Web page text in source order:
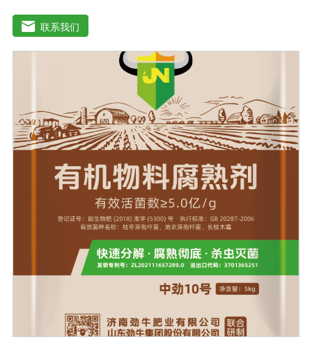
物激素、酸性物质以及维生素，能不同程度地刺激调节植
物生长；并且能产生铁载体、抗生素、系统防卫酶等多种
物质，可以抑制细菌或真菌性病害或诱导系统抗性间接达
到促进植物生长的作用。●传导性强，生根护根，平衡土壤
微生物环境，形成有益菌屏障，提高作物的抗病性，苗齐
旱、药害、盐害等逆境的抗逆能力。●营养丰富，促进植物
生长发育，叶片更加柔软浓绿、毛细根增多，预防早衰，
增产提质。【适用范围】玉米、小麦、果树、土豆、红
薯、辣椒、番茄、黄瓜丶韮菜、甘蓝等瓜果、蔬菜。【注
用，用过农药 的喷雾器一定要认真清洗后在喷菌剂。2.本
品如与化肥混用，要现混现用。【贮 存】于阴凉干燥处保
存，避免阳光直射和雨淋【保 质 期】24个月【性 状】粉
剂【活 菌 数】≥10亿/克
联系我们